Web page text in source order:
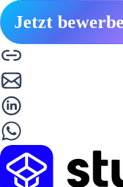
Jetzt